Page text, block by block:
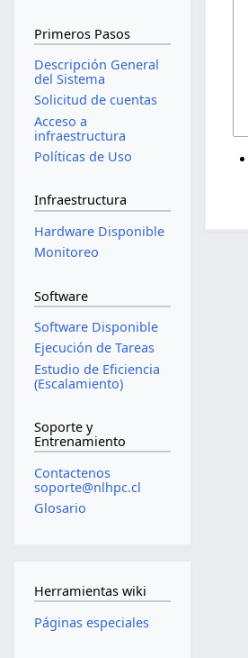
Primeros Pasos
Descripción General
del Sistema
Solicitud de cuentas
Acceso a
infraestructura
Políticas de Uso
Infraestructura
Hardware Disponible
Monitoreo
Software
Software Disponible
Ejecución de Tareas
Estudio de Eficiencia
(Escalamiento)
Soporte y
Entrenamiento
Contactenos
soporte@nlhpc.cl
Glosario
Herramientas wiki
Páginas especiales